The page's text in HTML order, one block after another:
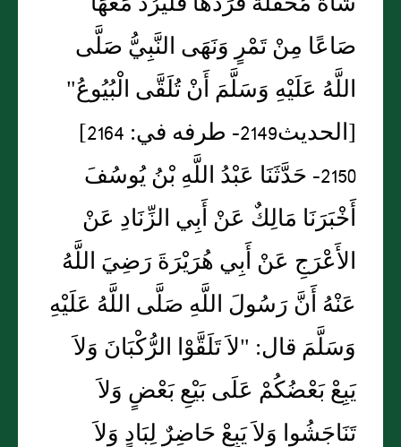
صَاعًا مِنْ تَمْرٍ وَنَهَى النَّبِيُّ صَلَّى
اللَّهُ عَلَيْهِ وَسَلَّمَ أَنْ تُلَقَّى الْبُيُوعُ"
[الحديث2149- طرفه في: 2164]
2150- حَدَّثَنَا عَبْدُ اللَّهِ بْنُ يُوسُفَ
أَخْبَرَنَا مَالِكٌ عَنْ أَبِي الزِّنَادِ عَنْ
الأَعْرَجِ عَنْ أَبِي هُرَيْرَةَ رَضِيَ اللَّهُ
عَنْهُ أَنَّ رَسُولَ اللَّهِ صَلَّى اللَّهُ عَلَيْهِ
وَسَلَّمَ قال: "لاَ تَلَقَّوْا الرُّكْبَانَ وَلاَ
يَبِعْ بَعْضُكُمْ عَلَى بَيْعِ بَعْضٍ وَلاَ
تَنَاجَشُوا وَلاَ يَبِعْ حَاضِرٌ لِبَادٍ وَلاَ